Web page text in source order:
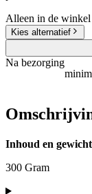
Alleen in de winkel
Kies alternatief
Na bezorging
Inhoud en gewicht
300 Gram